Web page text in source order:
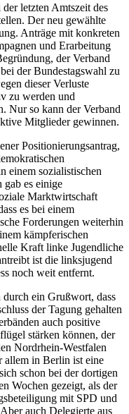
letzten Amtszeit des
Der neu gewählte
Anträge mit konkreten
und Erarbeitung
der Verband
der Bundestagswahl zu
dieser Verluste
zu werden und
Nur so kann der Verband
Mitglieder gewinnen.
Positionierungsantrag,
einem sozialistischen
gab es einige
Marktwirtschaft
es bei einem
Forderungen weiterhin
kämpferischen
Kraft linke Jugendliche
ist die linksjugend
noch weit entfernt.
ein Grußwort, dass
der Tagung gehalten
auch positive
stärken können, der
Nordrhein-Westfalen
allem in Berlin ist eine
schon bei der dortigen
Wochen gezeigt, als der
mit SPD und
auch Delegierte aus